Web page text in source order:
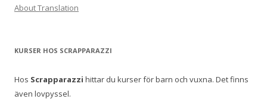
About Translation
KURSER HOS SCRAPPARAZZI
Hos Scrapparazzi hittar du kurser för barn och vuxna. Det finns
även lovpyssel.